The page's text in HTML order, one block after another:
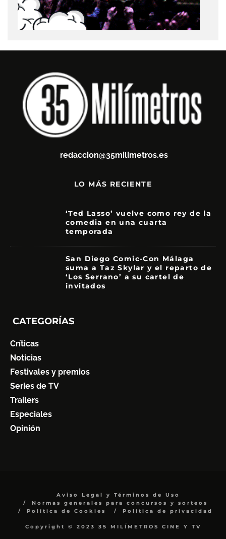
redaccion@35milimetros.es
LO MÁS RECIENTE
‘Ted Lasso’ vuelve como rey de la
comedia en una cuarta
temporada
San Diego Comic-Con Málaga
suma a Taz Skylar y el reparto de
‘Los Serrano’ a su cartel de
invitados
CATEGORÍAS
Críticas
Noticias
Festivales y premios
Series de TV
Trailers
Especiales
Opinión
Aviso Legal y Términos de Uso
Normas generales para concursos y sorteos
Política de Cookies
Política de privacidad
Copyright © 2023 35 MILÍMETROS CINE Y TV